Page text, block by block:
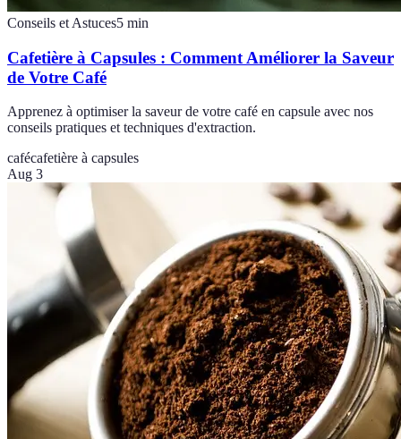
Conseils et Astuces5 min
Cafetière à Capsules : Comment Améliorer la Saveur
de Votre Café
Apprenez à optimiser la saveur de votre café en capsule avec nos
conseils pratiques et techniques d'extraction.
cafécafetière à capsules
Aug 3